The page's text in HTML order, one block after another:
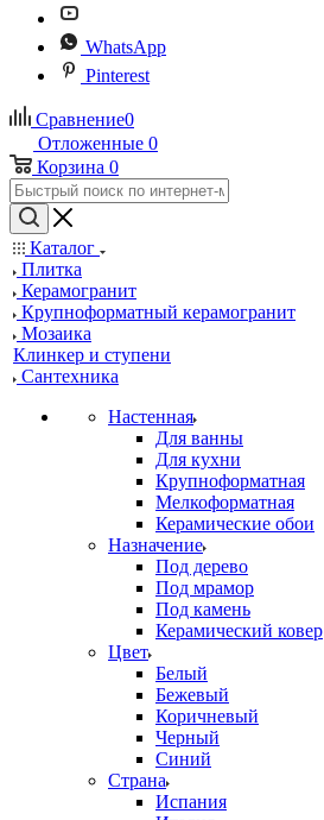
WhatsApp
Pinterest
Сравнение0
Отложенные 0
Корзина 0
Каталог
Плитка
Керамогранит
Крупноформатный керамогранит
Мозаика
Клинкер и ступени
Сантехника
Настенная
Для ванны
Для кухни
Крупноформатная
Мелкоформатная
Керамические обои
Назначение
Под дерево
Под мрамор
Под камень
Керамический ковер
Цвет
Белый
Бежевый
Коричневый
Черный
Синий
Страна
Испания